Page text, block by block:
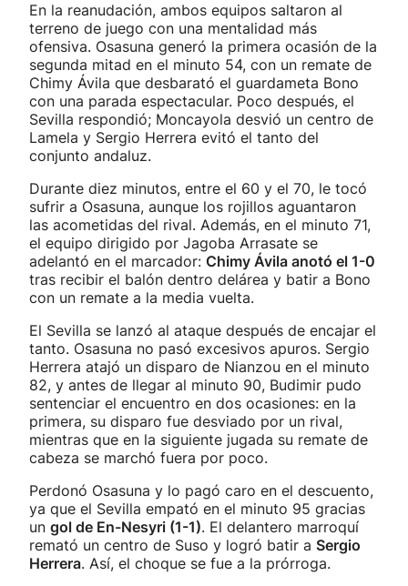
En la reanudación, ambos equipos saltaron al
terreno de juego con una mentalidad más
ofensiva. Osasuna generó la primera ocasión de la
segunda mitad en el minuto 54, con un remate de
Chimy Ávila que desbarató el guardameta Bono
con una parada espectacular. Poco después, el
Sevilla respondió; Moncayola desvió un centro de
Lamela y Sergio Herrera evitó el tanto del
conjunto andaluz.
Durante diez minutos, entre el 60 y el 70, le tocó
sufrir a Osasuna, aunque los rojillos aguantaron
las acometidas del rival. Además, en el minuto 71,
el equipo dirigido por Jagoba Arrasate se
adelantó en el marcador: Chimy Ávila anotó el 1-0
tras recibir el balón dentro delárea y batir a Bono
con un remate a la media vuelta.
El Sevilla se lanzó al ataque después de encajar el
tanto. Osasuna no pasó excesivos apuros. Sergio
Herrera atajó un disparo de Nianzou en el minuto
82, y antes de llegar al minuto 90, Budimir pudo
sentenciar el encuentro en dos ocasiones: en la
primera, su disparo fue desviado por un rival,
mientras que en la siguiente jugada su remate de
cabeza se marchó fuera por poco.
Perdonó Osasuna y lo pagó caro en el descuento,
ya que el Sevilla empató en el minuto 95 gracias
un gol de En-Nesyri (1-1). El delantero marroquí
remató un centro de Suso y logró batir a Sergio
Herrera. Así, el choque se fue a la prórroga.